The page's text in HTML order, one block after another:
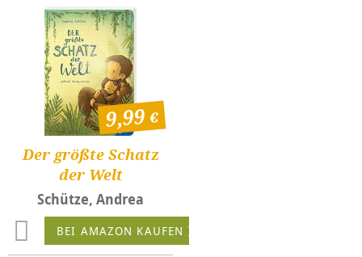
Der größte Schatz
der Welt
Schütze, Andrea
9,99
BEI AMAZON KAUFEN